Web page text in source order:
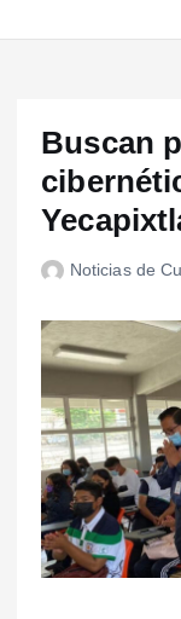
Buscan
Noticias de